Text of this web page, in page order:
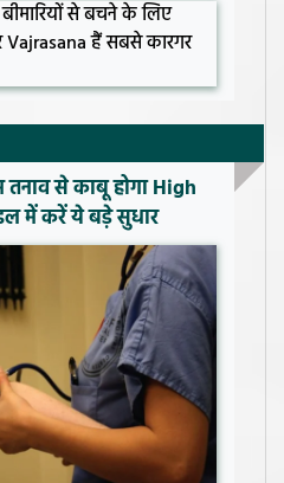
से काबू होगा High
में करें ये बड़े सुधार